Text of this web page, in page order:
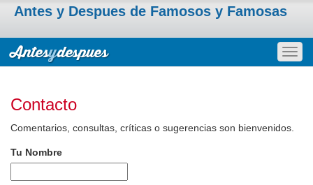
Antes y Despues de Famosos y Famosas
Contacto
Comentarios, consultas, críticas o sugerencias son bienvenidos.
Tu Nombre